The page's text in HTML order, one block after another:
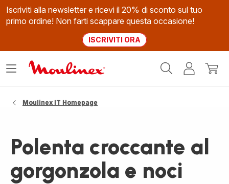
Iscriviti alla newsletter e ricevi il 20% di sconto sul tuo
primo ordine! Non farti scappare questa occasione!
ISCRIVITI ORA
Il
Apri
Moulinex IT Homepage
Polenta croccante al
gorgonzola e noci